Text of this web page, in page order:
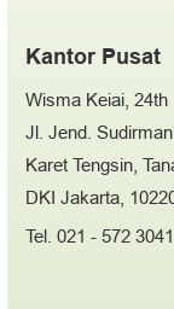
Kantor Pusat
Wisma Keiai, 24th
Jl. Jend.
Karet Tengsin,
DKI Jakarta,
Tel. 021 - 572 3041